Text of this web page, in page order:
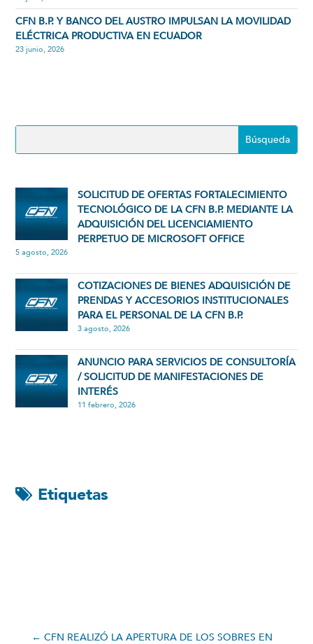
CFN B.P. Y BANCO DEL AUSTRO IMPULSAN LA MOVILIDAD
ELÉCTRICA PRODUCTIVA EN ECUADOR
23 junio, 2026
SOLICITUD DE OFERTAS FORTALECIMIENTO
TECNOLÓGICO DE LA CFN B.P. MEDIANTE LA
ADQUISICIÓN DEL LICENCIAMIENTO
PERPETUO DE MICROSOFT OFFICE
5 agosto, 2026
COTIZACIONES DE BIENES ADQUISICIÓN DE
PRENDAS Y ACCESORIOS INSTITUCIONALES
PARA EL PERSONAL DE LA CFN B.P.
3 agosto, 2026
ANUNCIO PARA SERVICIOS DE CONSULTORÍA
/ SOLICITUD DE MANIFESTACIONES DE
INTERÉS
11 febrero, 2026
Etiquetas
← CFN REALIZÓ LA APERTURA DE LOS SOBRES EN